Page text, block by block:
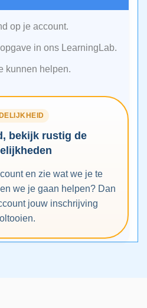
op je account.
in ons LearningLab.
kunnen helpen.
bekijk rustig de
en zie wat we je te
we je gaan helpen? Dan
jouw inschrijving